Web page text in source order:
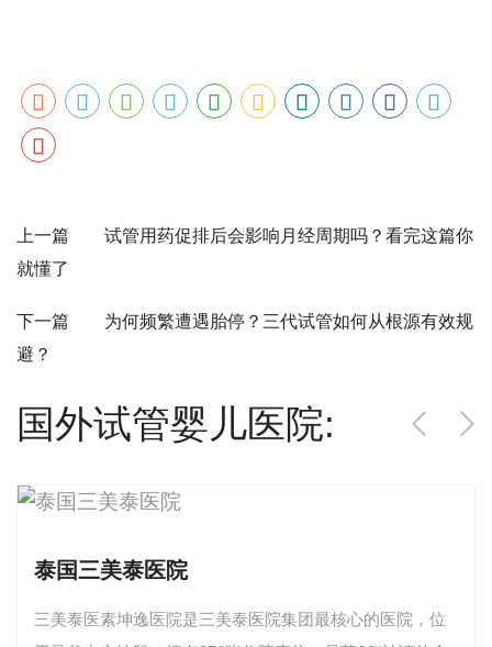
上一篇 试管用药促排后会影响月经周期吗？看完这篇你
就懂了
下一篇 为何频繁遭遇胎停？三代试管如何从根源有效规
避？
国外试管婴儿医院:
泰国三美泰医院
三美泰医素坤逸医院是三美泰医院集团最核心的医院，位